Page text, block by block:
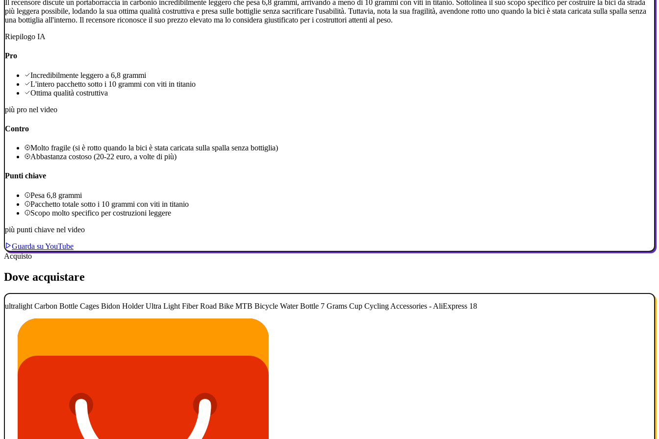
Il recensore discute un portaborraccia in carbonio incredibilmente leggero che pesa 6,8 grammi, arrivando a meno di 10 grammi con viti in titanio. Sottolinea il suo scopo specifico per costruire la bici da strada
più leggera possibile, lodando la sua ottima qualità costruttiva e presa sulle bottiglie senza sacrificare l'usabilità. Tuttavia, nota la sua fragilità, avendone rotto uno quando la bici è stata caricata sulla spalla senza
una bottiglia all'interno. Il recensore riconosce il suo prezzo elevato ma lo considera giustificato per i costruttori attenti al peso.
Riepilogo IA
Pro
Incredibilmente leggero a 6,8 grammi
L'intero pacchetto sotto i 10 grammi con viti in titanio
Ottima qualità costruttiva
più pro nel video
Contro
Molto fragile (si è rotto quando la bici è stata caricata sulla spalla senza bottiglia)
Abbastanza costoso (20-22 euro, a volte di più)
Punti chiave
Pesa 6,8 grammi
Pacchetto totale sotto i 10 grammi con viti in titanio
Scopo molto specifico per costruzioni leggere
più punti chiave nel video
Guarda su YouTube
Acquisto
Dove acquistare
ultralight Carbon Bottle Cages Bidon Holder Ultra Light Fiber Road Bike MTB Bicycle Water Bottle 7 Grams Cup Cycling Accessories - AliExpress 18